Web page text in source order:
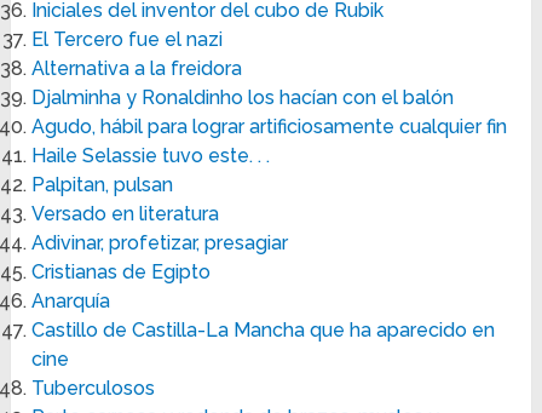
Iniciales del inventor del cubo de Rubik
El Tercero fue el nazi
Alternativa a la freidora
Djalminha y Ronaldinho los hacían con el balón
Agudo, hábil para lograr artificiosamente cualquier fin
Haile Selassie tuvo este. . .
Palpitan, pulsan
Versado en literatura
Adivinar, profetizar, presagiar
Cristianas de Egipto
Anarquía
Castillo de Castilla-La Mancha que ha aparecido en
cine
Tuberculosos